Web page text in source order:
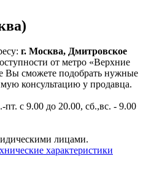
г. Москва, Дмитровское
от метро «Верхние
Вы сможете подобрать нужные
консультацию у продавца.
с 9.00 до 20.00, сб.,вс. - 9.00
лицами.
характеристики